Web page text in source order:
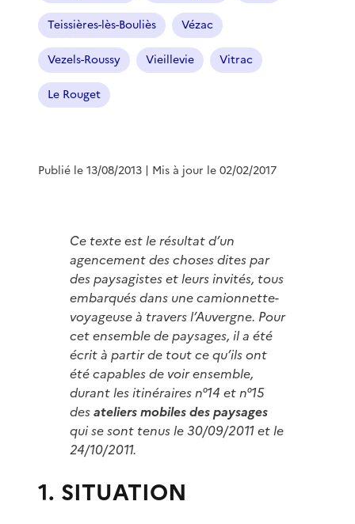
Teissières-lès-Bouliès Vézac
Vezels-Roussy Vieillevie Vitrac
Le Rouget
Publié le 13/08/2013 | Mis à jour le 02/02/2017
Ce texte est le résultat d’un
agencement des choses dites par
des paysagistes et leurs invités, tous
embarqués dans une camionnette-
voyageuse à travers l’Auvergne. Pour
cet ensemble de paysages, il a été
écrit à partir de tout ce qu’ils ont
été capables de voir ensemble,
durant les itinéraires n°14 et n°15
desateliers mobiles des paysages
qui se sont tenus le 30/09/2011 et le
24/10/2011.
1. SITUATION